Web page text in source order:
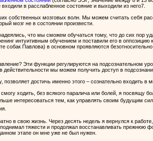
в расслабленное состояние и выходили из него7.
собственных мозговых волн. Мы можем считать себя
мозг не в состоянии произвести.
что мы сможем обучаться тому, что до сих пор
интуитивным обучением и поставили его в
собак Павлова) в основном проявляются
Эти функции регулируются на подсознательном
мы можем получить доступ в
позволяет достичь именно этого – сознательно входить в
ходить, без всякого паралича или болей, я посвящу
интересоваться тем, как управлять своим будущим
в свою жизнь. Через десять недель я вернулся к
тяжести и продолжал восстанавливать прежнюю
этапе он мне уже не был нужен.